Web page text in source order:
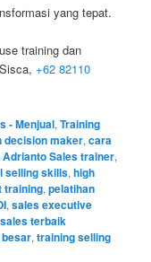
yang tepat.
training dan
Sisca,+62 82110
- Menjual,Training
decision maker,cara
Sales trainer,
selling skills,high
training,pelatihan
,sales executive
terbaik
,training selling